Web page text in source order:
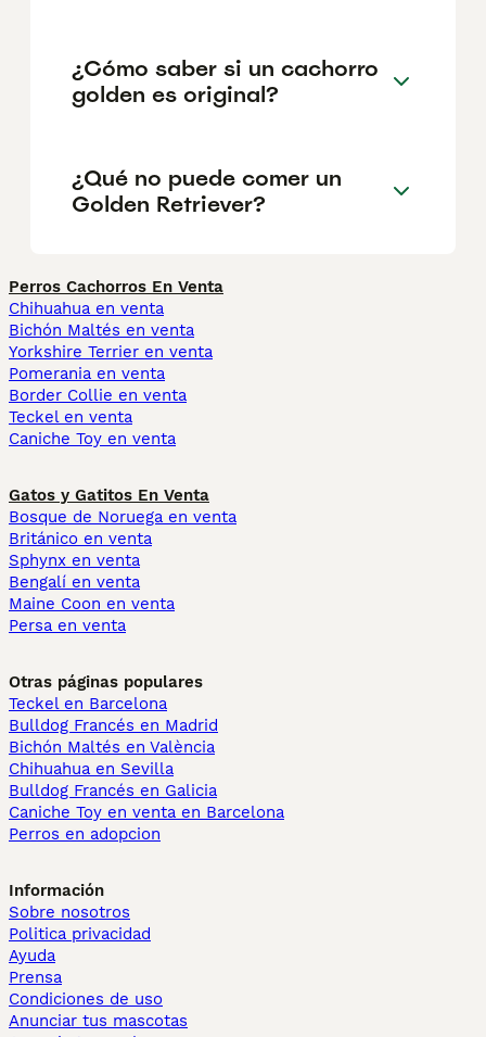
¿Cómo saber si un cachorro
golden es original?
¿Qué no puede comer un
Golden Retriever?
Perros Cachorros En Venta
Chihuahua en venta
Bichón Maltés en venta
Yorkshire Terrier en venta
Pomerania en venta
Border Collie en venta
Teckel en venta
Caniche Toy en venta
Gatos y Gatitos En Venta
Bosque de Noruega en venta
Británico en venta
Sphynx en venta
Bengalí en venta
Maine Coon en venta
Persa en venta
Otras páginas populares
Teckel en Barcelona
Bulldog Francés en Madrid
Bichón Maltés en València
Chihuahua en Sevilla
Bulldog Francés en Galicia
Caniche Toy en venta en Barcelona
Perros en adopcion
Información
Sobre nosotros
Politica privacidad
Ayuda
Prensa
Condiciones de uso
Anunciar tus mascotas